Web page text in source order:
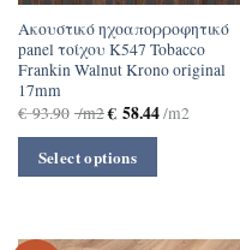
Ακουστικό ηχοαπορροφητικό
panel τοίχου Κ547 Tobacco
Frankin Walnut Krono original
17mm
€93.90 /m2€58.44/m2
Select options